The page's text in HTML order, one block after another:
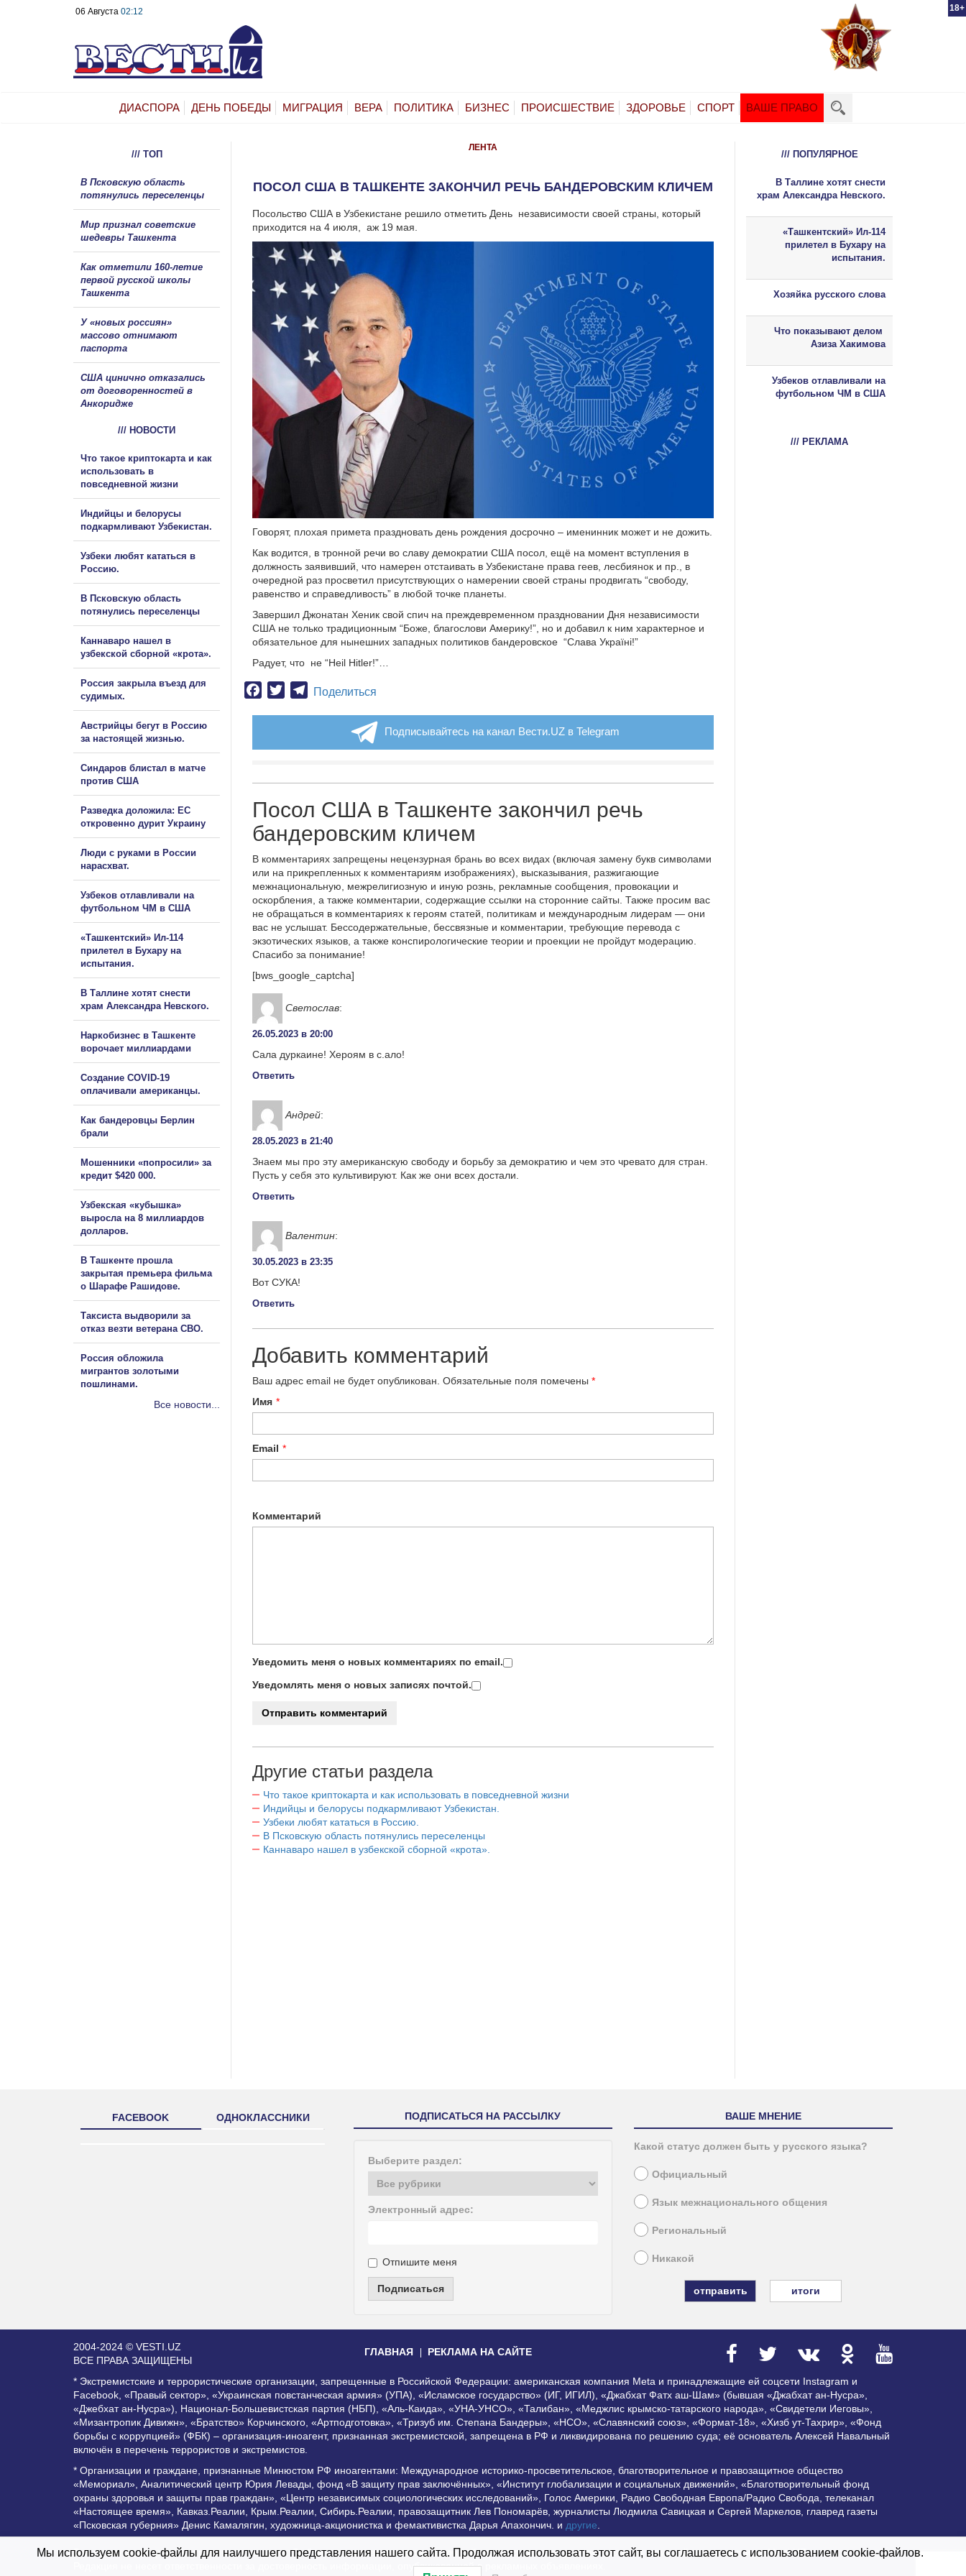
18+
06 Августа 02:12
ДИАСПОРА ДЕНЬ ПОБЕДЫ МИГРАЦИЯ ВЕРА ПОЛИТИКА БИЗНЕС ПРОИСШЕСТВИЕ ЗДОРОВЬЕ СПОРТ ВАШЕ ПРАВО
ЛЕНТА
ПОСОЛ США В ТАШКЕНТЕ ЗАКОНЧИЛ РЕЧЬ БАНДЕРОВСКИМ КЛИЧЕМ
Посольство США в Узбекистане решило отметить День независимости своей страны, который
приходится на 4 июля, аж 19 мая.
Говорят, плохая примета праздновать день рождения досрочно – именинник может и не дожить.
Как водится, в тронной речи во славу демократии США посол, ещё на момент вступления в
должность заявивший, что намерен отстаивать в Узбекистане права геев, лесбиянок и пр., в
очередной раз просветил присутствующих о намерении своей страны продвигать “свободу,
равенство и справедливость” в любой точке планеты.
Завершил Джонатан Хеник свой спич на преждевременном праздновании Дня независимости
США не только традиционным “Боже, благослови Америку!”, но и добавил к ним характерное и
обязательное для нынешних западных политиков бандеровское “Слава Україні!”
Радует, что не “Heil Hitler!”…
Facebook
TwitterTelegram
Поделиться
Подписывайтесь на канал Вести.UZ в Telegram
Посол США в Ташкенте закончил речь
бандеровским кличем
В комментариях запрещены нецензурная брань во всех видах (включая замену букв символами
или на прикрепленных к комментариям изображениях), высказывания, разжигающие
межнациональную, межрелигиозную и иную рознь, рекламные сообщения, провокации и
оскорбления, а также комментарии, содержащие ссылки на сторонние сайты. Также просим вас
не обращаться в комментариях к героям статей, политикам и международным лидерам — они
вас не услышат. Бессодержательные, бессвязные и комментарии, требующие перевода с
экзотических языков, а также конспирологические теории и проекции не пройдут модерацию.
Спасибо за понимание!
[bws_google_captcha]
Светослав:
26.05.2023 в 20:00
Сала дуркаине! Хероям в с.ало!
Ответить
Андрей:
28.05.2023 в 21:40
Знаем мы про эту американскую свободу и борьбу за демократию и чем это чревато для стран.
Пусть у себя это культивируют. Как же они всех достали.
Ответить
Валентин:
30.05.2023 в 23:35
Вот СУКА!
Ответить
Добавить комментарий
Ваш адрес email не будет опубликован. Обязательные поля помечены *
Имя *
Email *
Комментарий
Уведомить меня о новых комментариях по email.
Уведомлять меня о новых записях почтой.
Другие статьи раздела
Что такое криптокарта и как использовать в повседневной жизни
Индийцы и белорусы подкармливают Узбекистан.
Узбеки любят кататься в Россию.
В Псковскую область потянулись переселенцы
Каннаваро нашел в узбекской сборной «крота».
/// ТОП
В Псковскую область
потянулись переселенцы
Мир признал советские
шедевры Ташкента
Как отметили 160-летие
первой русской школы
Ташкента
У «новых россиян»
массово отнимают
паспорта
США цинично отказались
от договоренностей в
Анкоридже
/// НОВОСТИ
Что такое криптокарта и как
использовать в
повседневной жизни
Индийцы и белорусы
подкармливают Узбекистан.
Узбеки любят кататься в
Россию.
В Псковскую область
потянулись переселенцы
Каннаваро нашел в
узбекской сборной «крота».
Россия закрыла въезд для
судимых.
Австрийцы бегут в Россию
за настоящей жизнью.
Синдаров блистал в матче
против США
Разведка доложила: ЕС
откровенно дурит Украину
Люди с руками в России
нарасхват.
Узбеков отлавливали на
футбольном ЧМ в США
«Ташкентский» Ил-114
прилетел в Бухару на
испытания.
В Таллине хотят снести
храм Александра Невского.
Наркобизнес в Ташкенте
ворочает миллиардами
Создание COVID-19
оплачивали американцы.
Как бандеровцы Берлин
брали
Мошенники «попросили» за
кредит $420 000.
Узбекская «кубышка»
выросла на 8 миллиардов
долларов.
В Ташкенте прошла
закрытая премьера фильма
о Шарафе Рашидове.
Таксиста выдворили за
отказ везти ветерана СВО.
Россия обложила
мигрантов золотыми
пошлинами.
Все новости...
/// ПОПУЛЯРНОЕ
В Таллине хотят снести
храм Александра Невского.
«Ташкентский» Ил-114
прилетел в Бухару на
испытания.
Хозяйка русского слова
Что показывают делом
Азиза Хакимова
Узбеков отлавливали на
футбольном ЧМ в США
/// РЕКЛАМА
FACEBOOK ОДНОКЛАССНИКИ ПОДПИСАТЬСЯ НА РАССЫЛКУ
Выберите раздел:
Электронный адрес:
Отпишите меня
Подписаться
ВАШЕ МНЕНИЕ
Какой статус должен быть у русского языка?
Официальный
Язык межнационального общения
Региональный
Никакой
итоги
2004-2024 © VESTI.UZ
ВСЕ ПРАВА ЗАЩИЩЕНЫ
ГЛАВНАЯ РЕКЛАМА НА САЙТЕ
* Экстремистские и террористические организации, запрещенные в Российской Федерации: американская компания Meta и принадлежащие ей соцсети Instagram и
Facebook, «Правый сектор», «Украинская повстанческая армия» (УПА), «Исламское государство» (ИГ, ИГИЛ), «Джабхат Фатх аш-Шам» (бывшая «Джабхат ан-Нусра»,
«Джебхат ан-Нусра»), Национал-Большевистская партия (НБП), «Аль-Каида», «УНА-УНСО», «Талибан», «Меджлис крымско-татарского народа», «Свидетели Иеговы»,
«Мизантропик Дивижн», «Братство» Корчинского, «Артподготовка», «Тризуб им. Степана Бандеры», «НСО», «Славянский союз», «Формат-18», «Хизб ут-Тахрир», «Фонд
борьбы с коррупцией» (ФБК) – организация-иноагент, признанная экстремистской, запрещена в РФ и ликвидирована по решению суда; её основатель Алексей Навальный
включён в перечень террористов и экстремистов.
* Организации и граждане, признанные Минюстом РФ иноагентами: Международное историко-просветительское, благотворительное и правозащитное общество
«Мемориал», Аналитический центр Юрия Левады, фонд «В защиту прав заключённых», «Институт глобализации и социальных движений», «Благотворительный фонд
охраны здоровья и защиты прав граждан», «Центр независимых социологических исследований», Голос Америки, Радио Свободная Европа/Радио Свобода, телеканал
«Настоящее время», Кавказ.Реалии, Крым.Реалии, Сибирь.Реалии, правозащитник Лев Пономарёв, журналисты Людмила Савицкая и Сергей Маркелов, главред газеты
«Псковская губерния» Денис Камалягин, художница-акционистка и фемактивистка Дарья Апахончич. и другие
Все права защищены и охраняются законом. Любое использование материалов сайта допустимо при условии наличия активной гиперссылки на Vesti.UZ.
Редакция не несет ответственности за достоверность информации, опубликованной в рекламных объявлениях.
Мы используем cookie-файлы для наилучшего представления нашего сайта. Продолжая использовать этот сайт, вы соглашаетесь с использованием cookie-файлов.